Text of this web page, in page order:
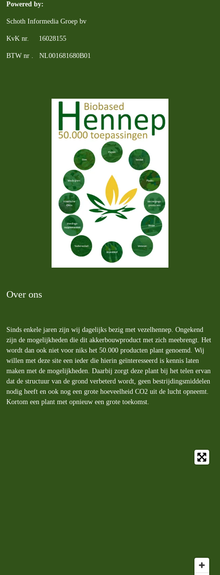
Powered by:
Schoth Informedia Groep bv
KvK nr. 16028155
BTW nr . NL001681680B01
Over ons
Sinds enkele jaren zijn wij dagelijks bezig met vezelhennep. Ongekend
zijn de mogelijkheden die dit akkerbouwproduct met zich meebrengt. Het
wordt dan ook niet voor niks het 50.000 producten plant genoemd. Wij
willen met deze site een ieder die hierin geïnteresseerd is kennis laten
maken met de mogelijkheden. Daarbij zorgt deze plant bij het telen ervan
dat de structuur van de grond verbeterd wordt, geen bestrijdingsmiddelen
nodig heeft en ook nog een grote hoeveelheid CO2 uit de lucht opneemt.
Kortom een plant met opnieuw een grote toekomst.